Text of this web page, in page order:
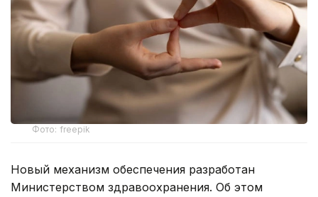
Фото: freepik
Новый механизм обеспечения разработан
Министерством здравоохранения. Об этом